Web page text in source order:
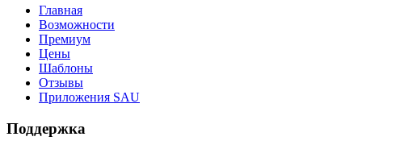
Главная
Возможности
Премиум
Цены
Шаблоны
Отзывы
Приложения SAU
Поддержка